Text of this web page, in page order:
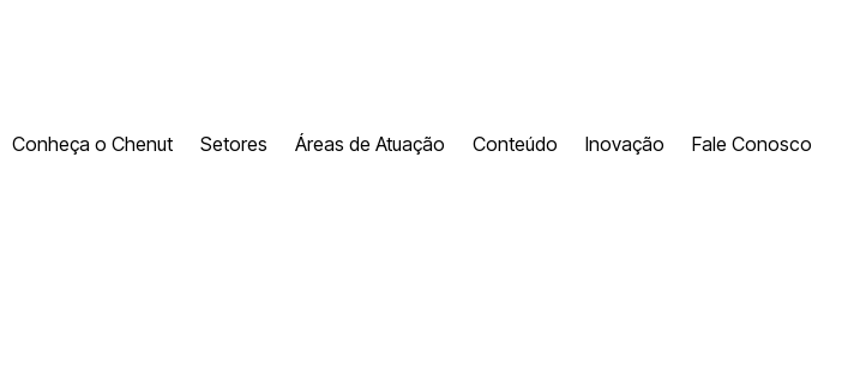
Conheça o Chenut Setores Áreas de Atuação Conteúdo Inovação Fale Conosco